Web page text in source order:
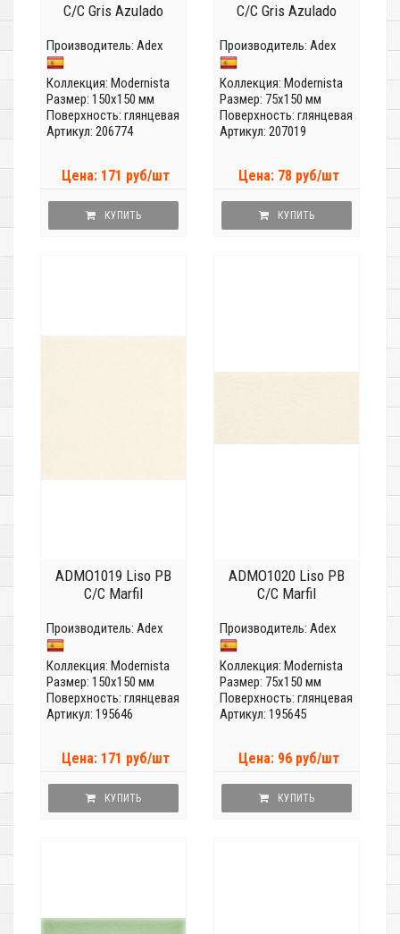
C/C Gris Azulado
Производитель: Adex
Коллекция: Modernista
Размер: 150x150 мм
Поверхность: глянцевая
Артикул: 206774
Цена: 171 руб/шт
КУПИТЬ
C/C Gris Azulado
Производитель: Adex
Коллекция: Modernista
Размер: 75x150 мм
Поверхность: глянцевая
Артикул: 207019
Цена: 78 руб/шт
КУПИТЬ
ADMO1019 Liso PB
C/C Marfil
Производитель: Adex
Коллекция: Modernista
Размер: 150x150 мм
Поверхность: глянцевая
Артикул: 195646
Цена: 171 руб/шт
КУПИТЬ
ADMO1020 Liso PB
C/C Marfil
Производитель: Adex
Коллекция: Modernista
Размер: 75x150 мм
Поверхность: глянцевая
Артикул: 195645
Цена: 96 руб/шт
КУПИТЬ